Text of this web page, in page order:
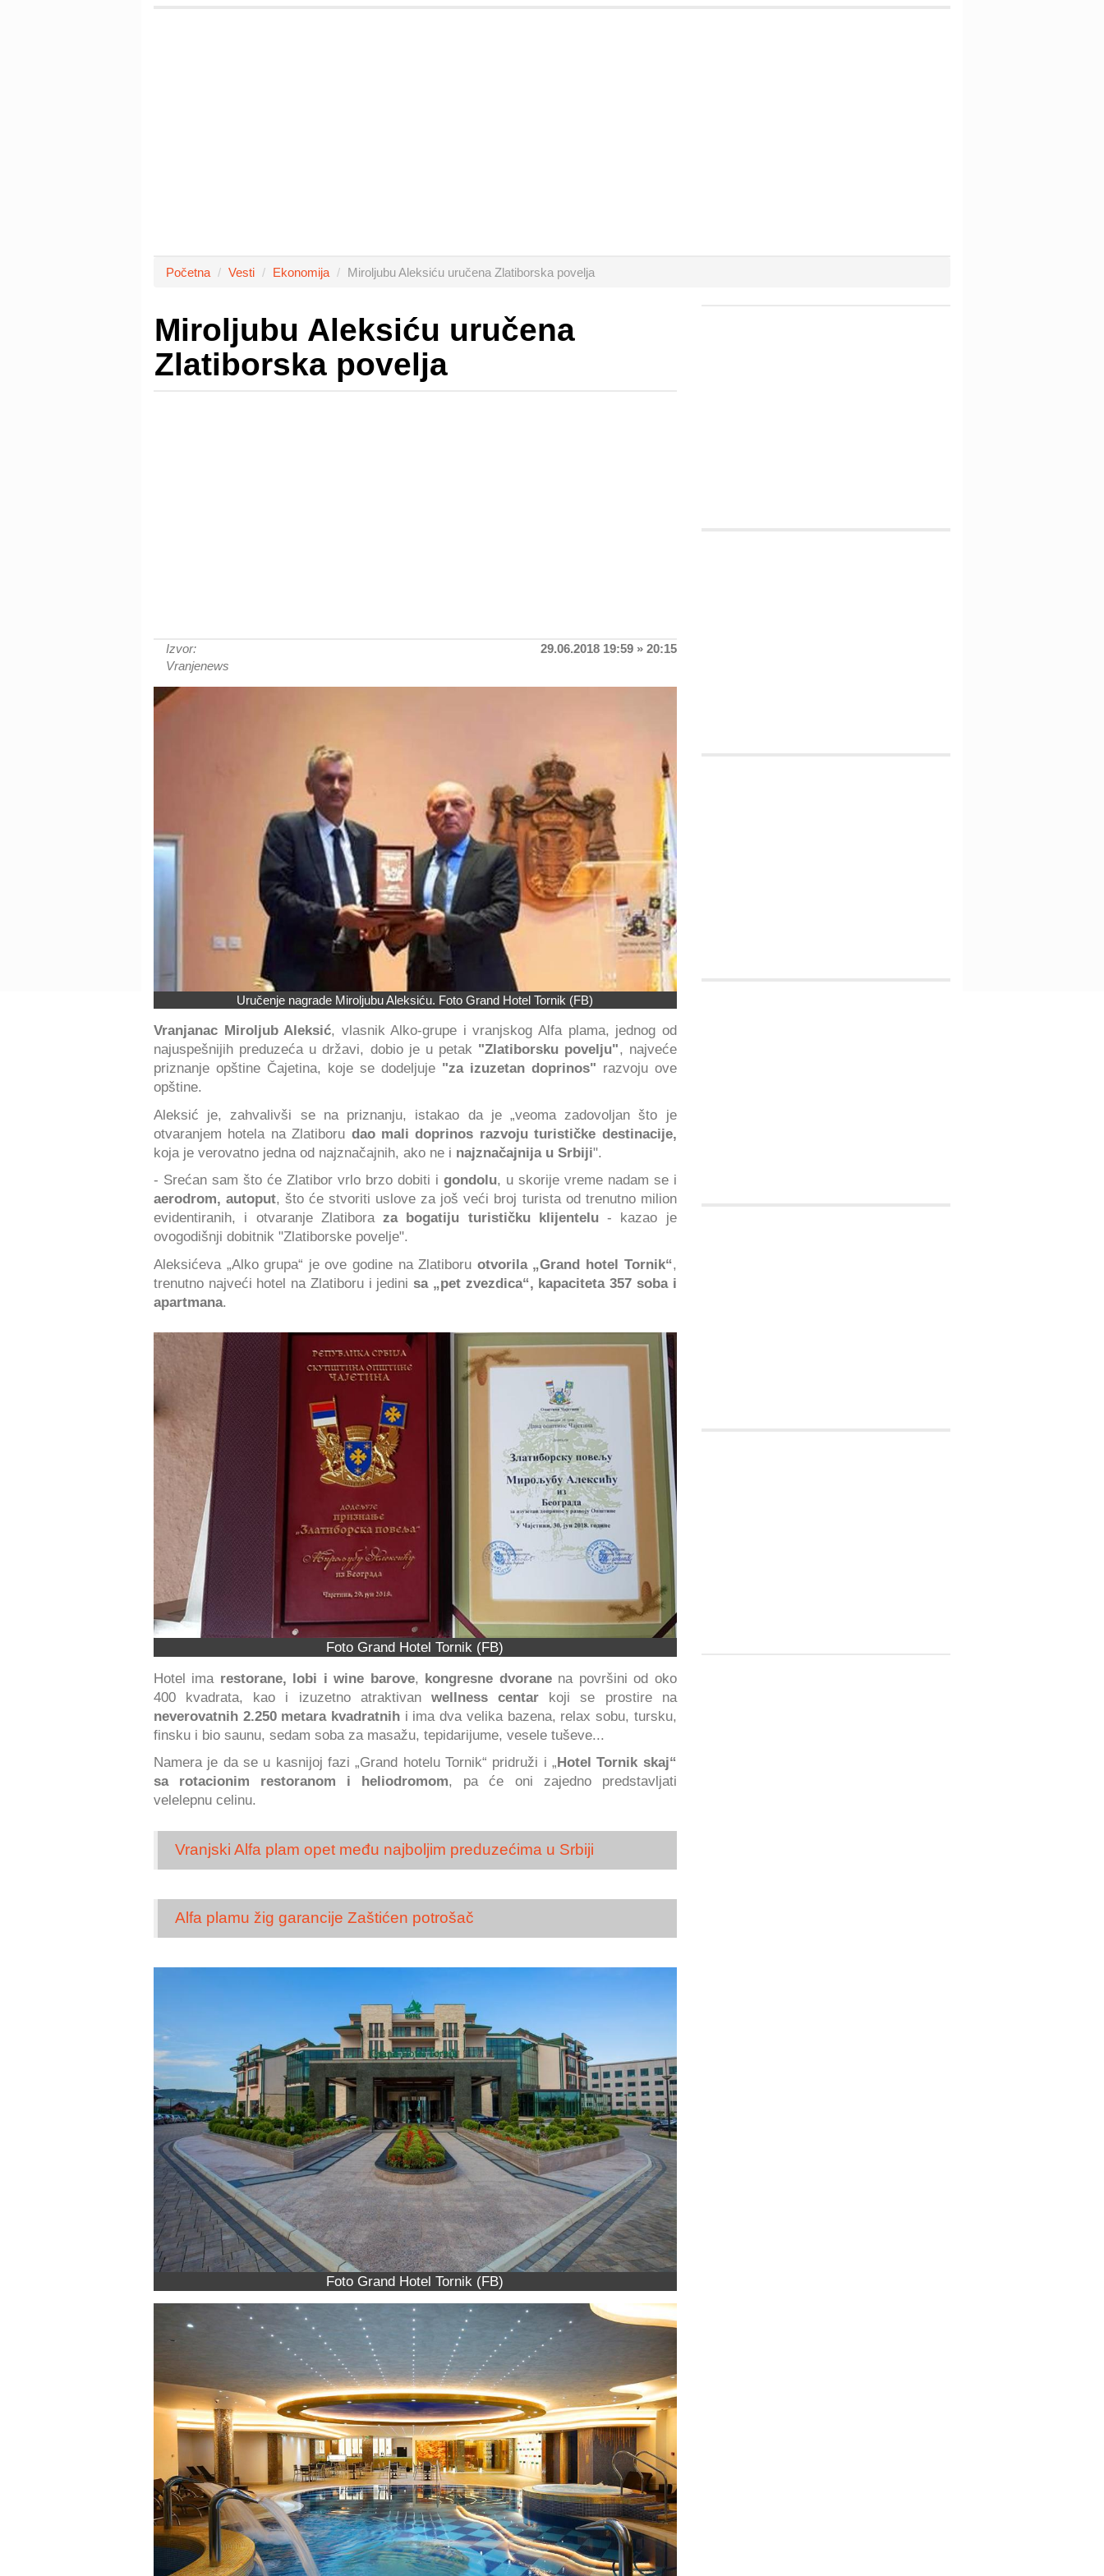
Početna Vesti Ekonomija Miroljubu Aleksiću uručena Zlatiborska povelja
Miroljubu Aleksiću uručena
Zlatiborska povelja
Izvor:
Vranjenews
29.06.2018 19:59 » 20:15
Uručenje nagrade Miroljubu Aleksiću. Foto Grand Hotel Tornik (FB)
Vranjanac Miroljub Aleksić, vlasnik Alko-grupe i vranjskog Alfa plama, jednog od
najuspešnijih preduzeća u državi, dobio je u petak "Zlatiborsku povelju", najveće
priznanje opštine Čajetina, koje se dodeljuje "za izuzetan doprinos" razvoju ove
opštine.
Aleksić je, zahvalivši se na priznanju, istakao da je „veoma zadovoljan što je
otvaranjem hotela na Zlatiboru dao mali doprinos razvoju turističke destinacije,
koja je verovatno jedna od najznačajnih, ako ne i najznačajnija u Srbiji".
- Srećan sam što će Zlatibor vrlo brzo dobiti i gondolu, u skorije vreme nadam se i
aerodrom, autoput, što će stvoriti uslove za još veći broj turista od trenutno milion
evidentiranih, i otvaranje Zlatiboraza bogatiju turističku klijentelu- kazao je
ovogodišnji dobitnik "Zlatiborske povelje".
Aleksićeva „Alko grupa“ je ove godine na Zlatiboru otvorila „Grand hotel Tornik“,
trenutno najveći hotel na Zlatiboru i jedinisa „pet zvezdica“, kapaciteta 357 soba i
apartmana.
Foto Grand Hotel Tornik (FB)
Hotel ima restorane, lobi i wine barove, kongresne dvoranena površini od oko
400 kvadrata, kao i izuzetno atraktivan wellness centar koji se prostire na
neverovatnih 2.250 metara kvadratnih i ima dva velika bazena, relax sobu, tursku,
finsku i bio saunu, sedam soba za masažu, tepidarijume, vesele tuševe...
Namera je da se u kasnijoj fazi „Grand hotelu Tornik“ pridruži i „Hotel Tornik skaj“
sa rotacionim restoranom i heliodromom, pa će oni zajedno predstavljati
velelepnu celinu.
Vranjski Alfa plam opet među najboljim preduzećima u Srbiji
Alfa plamu žig garancije Zaštićen potrošač
Foto Grand Hotel Tornik (FB)